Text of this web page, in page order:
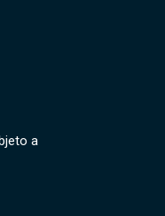
a